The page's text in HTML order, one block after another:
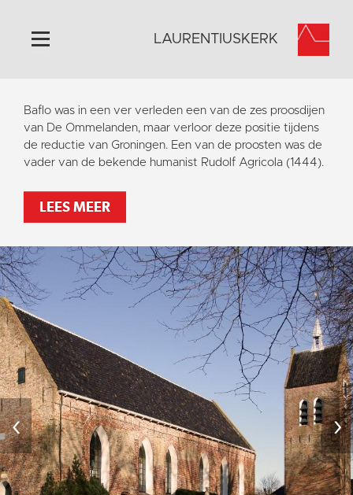
Home
Algemeen
Historie
Activiteiten
Contact
Vaktaal
LAURENTIUSKERK
Baflo was in een ver verleden een van de zes proosdijen
van De Ommelanden, maar verloor deze positie tijdens
de reductie van Groningen. Een van de proosten was de
vader van de bekende humanist Rudolf Agricola (1444).
LEES MEER
‹ ›